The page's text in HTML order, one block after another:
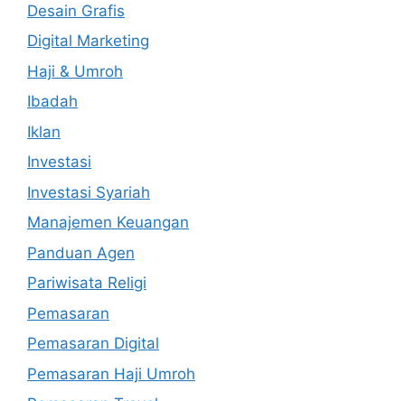
Desain Grafis
Digital Marketing
Haji & Umroh
Ibadah
Iklan
Investasi
Investasi Syariah
Manajemen Keuangan
Panduan Agen
Pariwisata Religi
Pemasaran
Pemasaran Digital
Pemasaran Haji Umroh